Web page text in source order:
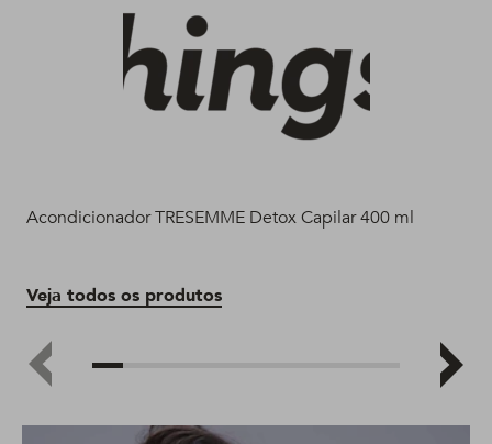
Acondicionador TRESEMME Detox Capilar 400 ml
Veja todos os produtos